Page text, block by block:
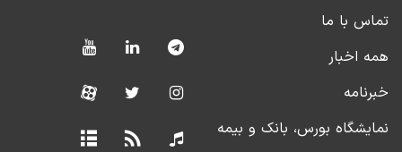
تماس با ما
همه اخبار
خبرنامه
نمایشگاه بورس، بانک و بیمه